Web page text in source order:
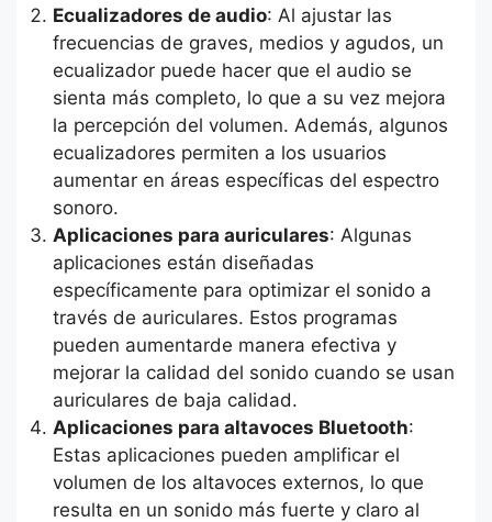
Ecualizadores de audio: Al ajustar las
frecuencias de graves, medios y agudos, un
ecualizador puede hacer que el audio se
sienta más completo, lo que a su vez mejora
la percepción del volumen. Además, algunos
ecualizadores permiten a los usuarios
aumentar en áreas específicas del espectro
sonoro.
Aplicaciones para auriculares: Algunas
aplicaciones están diseñadas
específicamente para optimizar el sonido a
través de auriculares. Estos programas
pueden aumentarde manera efectiva y
mejorar la calidad del sonido cuando se usan
auriculares de baja calidad.
Aplicaciones para altavoces Bluetooth:
Estas aplicaciones pueden amplificar el
volumen de los altavoces externos, lo que
resulta en un sonido más fuerte y claro al